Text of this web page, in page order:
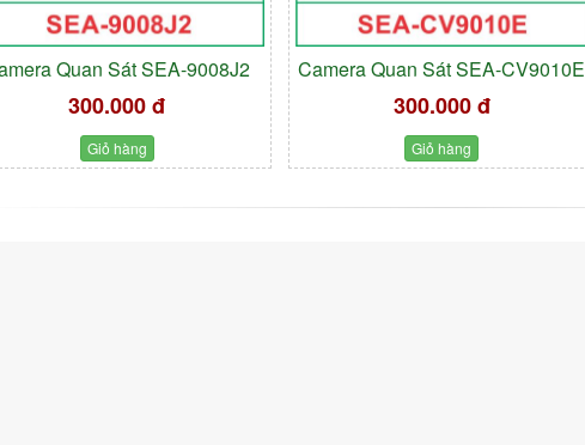
Quan Sát SEA-9008J2
300.000 đ
Giỏ hàng
Camera Quan Sát SEA-CV9010E
300.000 đ
Giỏ hàng